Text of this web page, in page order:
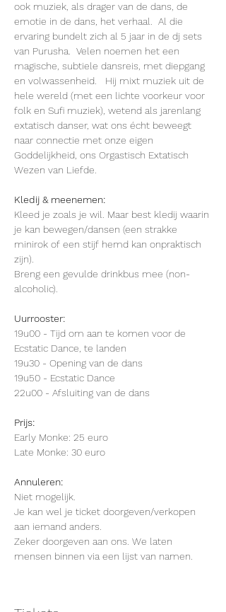
ook muziek, als drager van de dans, de
emotie in de dans, het verhaal.  Al die
ervaring bundelt zich al 5 jaar in de dj sets
van Purusha.  Velen noemen het een
magische, subtiele dansreis, met diepgang
en volwassenheid.   Hij mixt muziek uit de
hele wereld (met een lichte voorkeur voor
folk en Sufi muziek), wetend als jarenlang
extatisch danser, wat ons écht beweegt
naar connectie met onze eigen
Goddelijkheid, ons Orgastisch Extatisch
Wezen van Liefde.
Kledij & meenemen:
Kleed je zoals je wil. Maar best kledij waarin
je kan bewegen/dansen (een strakke
minirok of een stijf hemd kan onpraktisch
zijn).
Breng een gevulde drinkbus mee (non-
alcoholic).
Uurrooster:
19u00 - Tijd om aan te komen voor de
Ecstatic Dance, te landen
19u30 - Opening van de dans
19u50 - Ecstatic Dance
22u00 - Afsluiting van de dans
Prijs:
Early Monke: 25 euro
Late Monke: 30 euro
Annuleren:
Niet mogelijk.
Je kan wel je ticket doorgeven/verkopen
aan iemand anders.
Zeker doorgeven aan ons. We laten
mensen binnen via een lijst van namen.